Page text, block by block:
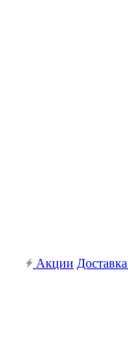
Акции